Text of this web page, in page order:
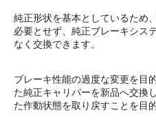
純正形状を基本としているため
必要とせず、純正ブレーキシス
なく交換できます。
ブレーキ性能の過度な変更を目
た純正キャリパーを新品へ交換
た作動状態を取り戻すことを目